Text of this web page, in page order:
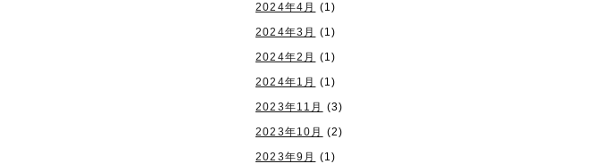
2024年4月
(1)
2024年3月
(1)
2024年2月
(1)
2024年1月
(1)
2023年11月
(3)
2023年10月
(2)
2023年9月
(1)